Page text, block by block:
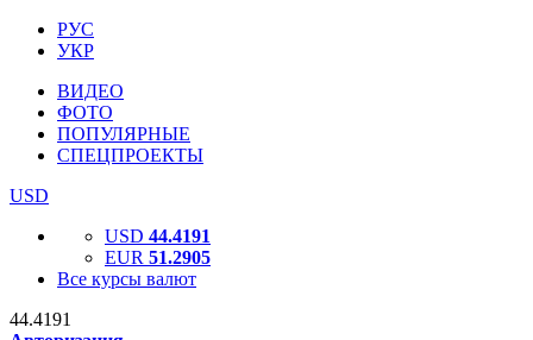
РУС
УКР
ВИДЕО
ФОТО
ПОПУЛЯРНЫЕ
СПЕЦПРОЕКТЫ
USD
USD 44.4191
EUR 51.2905
Все курсы валют
44.4191